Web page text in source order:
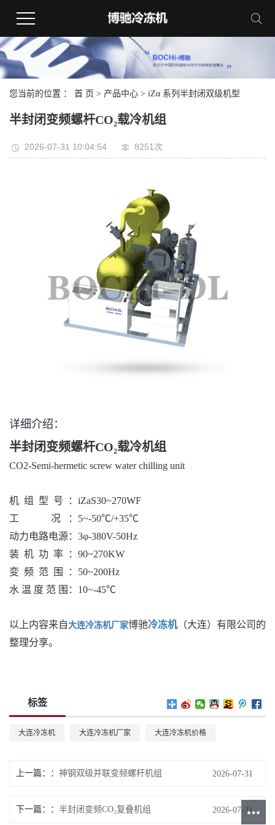
您当前的位置 ： 首 页 > 产品中心 > iZα 系列半封闭双级机型
半封闭变频螺杆CO₂载冷机组
2026-07-31 10:04:54 8251次
详细介绍：
半封闭变频螺杆CO₂载冷机组
CO2-Semi-hermetic screw water chilling unit
机 组 型 号
工 况
动力电路电源
装 机 功 率
变 频 范 围
水 温 度 范 围
：iZaS30~270WF
：5~-50℃/+35℃
：3φ-380V-50Hz
：90~270KW
：50~200Hz
：10~-45℃
以上内容来自大连冷冻机厂家博驰冷冻机（大连）有限公司的
整理分享。
标签
大连冷冻机 大连冷冻机厂家 大连冷冻机价格
上一篇： 神钢双级并联变频螺杆机组 2026-07-31
下一篇： 半封闭变频CO₂复叠机组 2026-07-31